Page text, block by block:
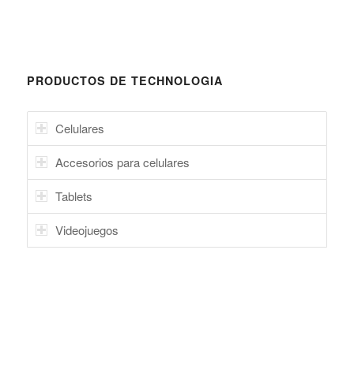
PRODUCTOS DE TECHNOLOGIA
Celulares
Accesorios para celulares
Tablets
Videojuegos